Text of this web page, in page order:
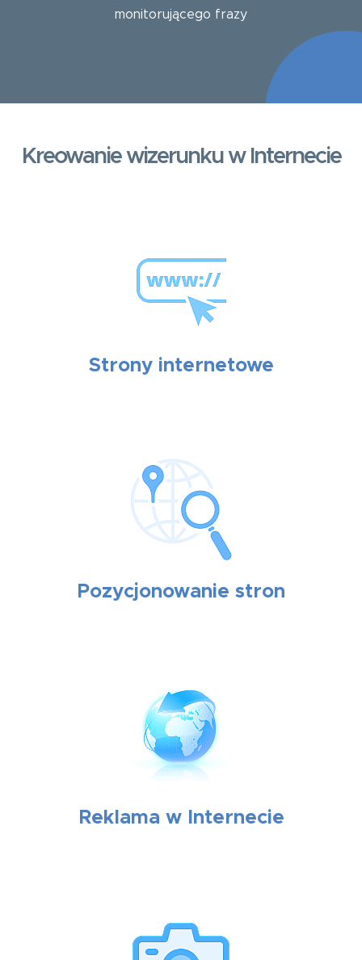
monitorującego frazy
Kreowanie wizerunku w Internecie
Strony internetowe
Pozycjonowanie stron
Reklama w Internecie